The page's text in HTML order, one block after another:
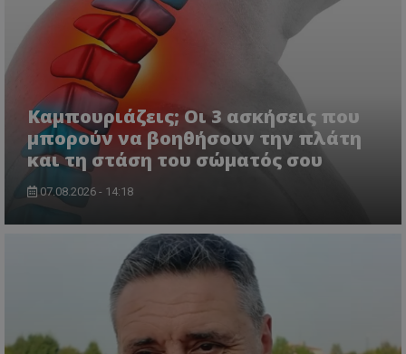
Καμπουριάζεις; Οι 3 ασκήσεις που
μπορούν να βοηθήσουν την πλάτη
και τη στάση του σώματός σου
07.08.2026 - 14:18